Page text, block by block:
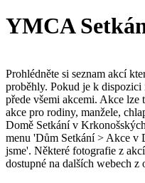
YMCA
Prohlédněte si seznam akcí
proběhly. Pokud je k dispozici
přede všemi akcemi. Akce
akce pro rodiny, manžele,
Domě Setkání v
menu 'Dům Setkání > Akce v
jsme'. Některé fotografie z
dostupné na dalších webech z